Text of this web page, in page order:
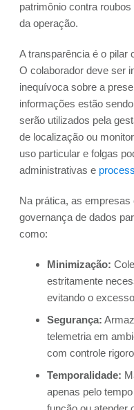
patrimônio contra
da operação.
A transparência é o pilar
O colaborador deve ser
inequívoca sobre a
informações estão
serão utilizados pela
de localização ou
uso particular e folgas
administrativas e
Na prática, as
governança de dados
como:
Minimização:
estritamente
evitando o
Segurança:
telemetria em
com controle
Temporalidade:
apenas pelo